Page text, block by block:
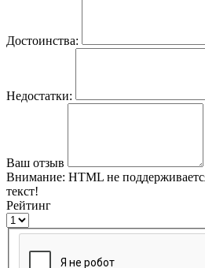
Достоинства:
Недостатки:
Ваш отзыв
Внимание: HTML не
текст!
Рейтинг